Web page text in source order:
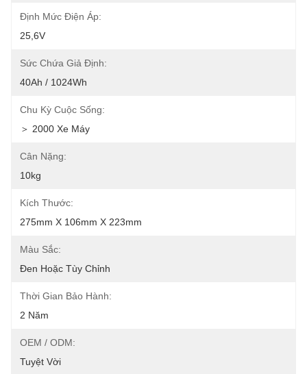
Định Mức Điện Áp:
25,6V
Sức Chứa Giả Định:
40Ah / 1024Wh
Chu Kỳ Cuộc Sống:
＞ 2000 Xe Máy
Cân Nặng:
10kg
Kích Thước:
275mm X 106mm X 223mm
Màu Sắc:
Đen Hoặc Tùy Chỉnh
Thời Gian Bảo Hành:
2 Năm
OEM / ODM:
Tuyệt Vời